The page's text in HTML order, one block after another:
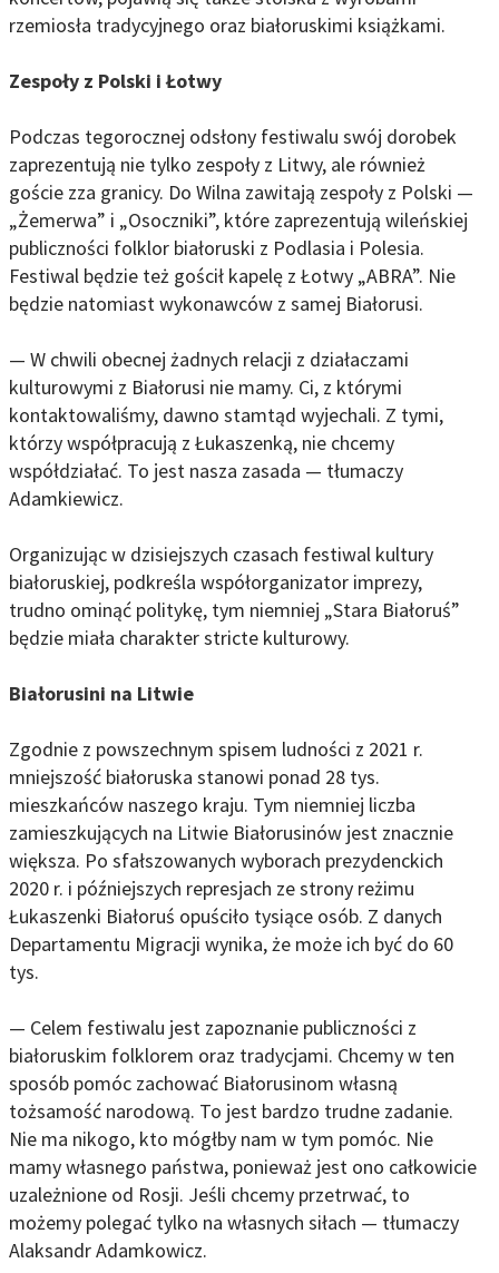
rzemiosła tradycyjnego oraz białoruskimi książkami.
Zespoły z Polski i Łotwy
Podczas tegorocznej odsłony festiwalu swój dorobek
zaprezentują nie tylko zespoły z Litwy, ale również
goście zza granicy. Do Wilna zawitają zespoły z Polski —
„Żemerwa” i „Osoczniki”, które zaprezentują wileńskiej
publiczności folklor białoruski z Podlasia i Polesia.
Festiwal będzie też gościł kapelę z Łotwy „ABRA”. Nie
będzie natomiast wykonawców z samej Białorusi.
— W chwili obecnej żadnych relacji z działaczami
kulturowymi z Białorusi nie mamy. Ci, z którymi
kontaktowaliśmy, dawno stamtąd wyjechali. Z tymi,
którzy współpracują z Łukaszenką, nie chcemy
współdziałać. To jest nasza zasada — tłumaczy
Adamkiewicz.
Organizując w dzisiejszych czasach festiwal kultury
białoruskiej, podkreśla współorganizator imprezy,
trudno ominąć politykę, tym niemniej „Stara Białoruś”
będzie miała charakter stricte kulturowy.
Białorusini na Litwie
Zgodnie z powszechnym spisem ludności z 2021 r.
mniejszość białoruska stanowi ponad 28 tys.
mieszkańców naszego kraju. Tym niemniej liczba
zamieszkujących na Litwie Białorusinów jest znacznie
większa. Po sfałszowanych wyborach prezydenckich
2020 r. i późniejszych represjach ze strony reżimu
Łukaszenki Białoruś opuściło tysiące osób. Z danych
Departamentu Migracji wynika, że może ich być do 60
tys.
— Celem festiwalu jest zapoznanie publiczności z
białoruskim folklorem oraz tradycjami. Chcemy w ten
sposób pomóc zachować Białorusinom własną
tożsamość narodową. To jest bardzo trudne zadanie.
Nie ma nikogo, kto mógłby nam w tym pomóc. Nie
mamy własnego państwa, ponieważ jest ono całkowicie
uzależnione od Rosji. Jeśli chcemy przetrwać, to
możemy polegać tylko na własnych siłach — tłumaczy
Alaksandr Adamkowicz.